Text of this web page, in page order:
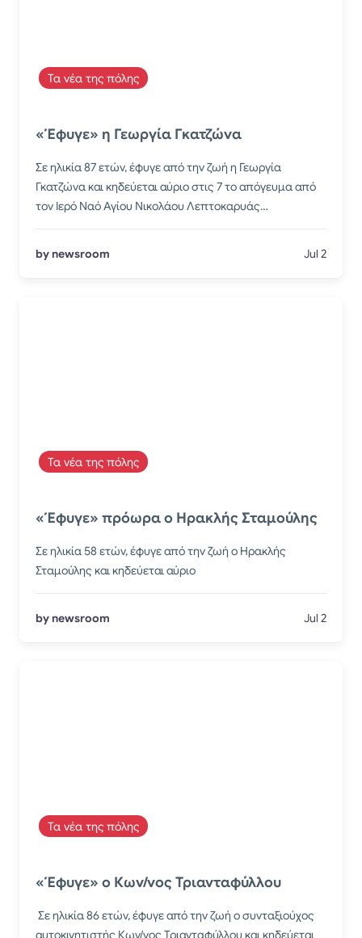
Τα νέα της πόλης
«Έφυγε» η Γεωργία Γκατζώνα
Σε ηλικία 87 ετών, έφυγε από την ζωή η Γεωργία
Γκατζώνα και κηδεύεται αύριο στις 7 το απόγευμα από
τον Ιερό Ναό Αγίου Νικολάου Λεπτοκαρυάς…
by newsroom Jul 2
Τα νέα της πόλης
«Έφυγε» πρόωρα ο Ηρακλής Σταμούλης
Σε ηλικία 58 ετών, έφυγε από την ζωή ο Ηρακλής
Σταμούλης και κηδεύεται αύριο
by newsroom Jul 2
Τα νέα της πόλης
«Έφυγε» ο Κων/νος Τριανταφύλλου
Σε ηλικία 86 ετών, έφυγε από την ζωή ο συνταξιούχος
αυτοκινητιστής Κων/νος Τριανταφύλλου και κηδεύεται